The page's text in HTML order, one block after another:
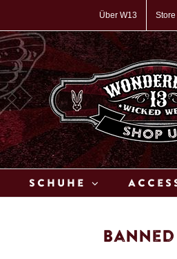
Über W13
Schuhe